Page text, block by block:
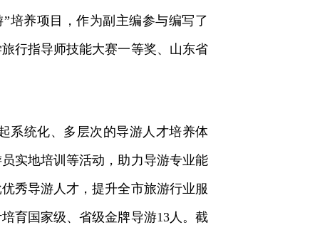
培养项目，作为副主编参与编写了
行指导师技能大赛一等奖、山东省
统化、多层次的导游人才培养体
实地培训等活动，助力导游专业能
秀导游人才，提升全市旅游行业服
育国家级、省级金牌导游13人。截